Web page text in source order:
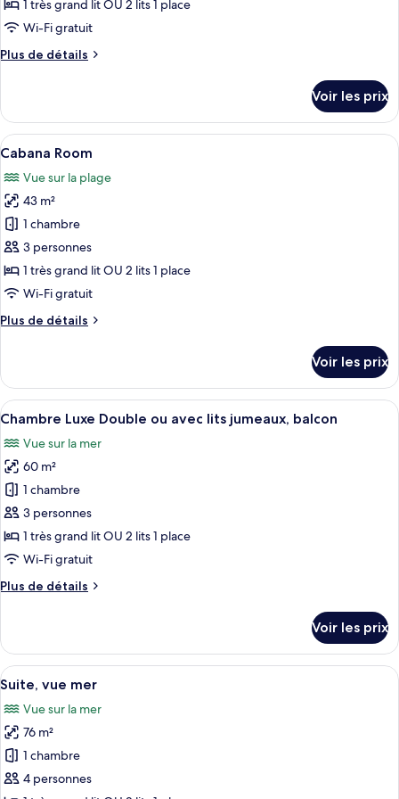
photos
pour
ce
chambre :
Sea
View
Room
1 très grand lit OU 2 lits 1 place
Wi-Fi gratuit
Plus de détails
Plus
le
type
de
Sea
View
Room
Voir les prix
Afficher
toutes
les
photos
pour
ce
type
de
chambre :
Cabana
Une terrasse extérieure avec une
6
Cabana Room
Vue sur la plage
43 m²
1 chambre
3 personnes
1 très grand lit OU 2 lits 1 place
Wi-Fi gratuit
Plus de détails
Plus
le
type
de
Cabana
Room
Voir les prix
Afficher
toutes
les
photos
pour
ce
type
de
chambre :
Chambre
ou
avec
lits
jumeaux,
balcon
Une chambre d’hôtel avec un lit, un
8
Chambre Luxe Double ou avec lits jumeaux, balcon
Vue sur la mer
60 m²
1 chambre
3 personnes
1 très grand lit OU 2 lits 1 place
Wi-Fi gratuit
Plus de détails
Plus
le
type
de
Chambre
Luxe
Double
ou
avec
lits
Voir les prix
Afficher
toutes
les
photos
pour
ce
Une chambre à coucher avec un
9
Suite, vue mer
Vue sur la mer
76 m²
1 chambre
4 personnes